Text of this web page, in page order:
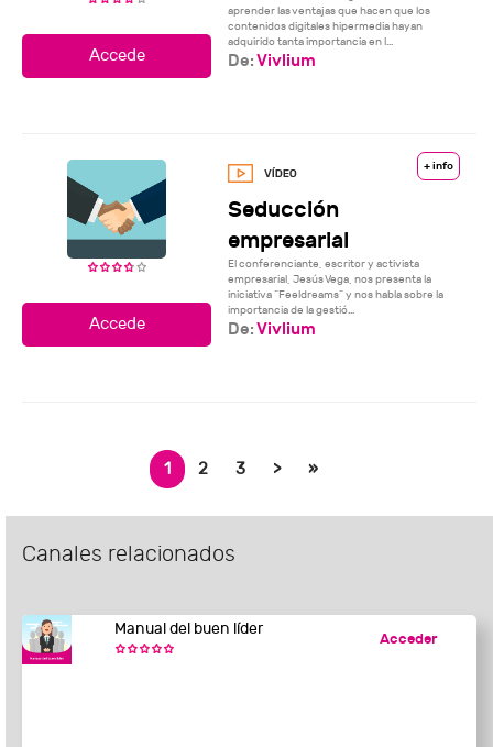
aprender las ventajas que hacen que los
contenidos digitales hipermedia hayan
adquirido tanta importancia en l...
De:Vivlium
+ info
Seducción
empresarial
El conferenciante, escritor y activista
empresarial, Jesús Vega, nos presenta la
iniciativa “Feeldreams” y nos habla sobre la
importancia de la gestió...
De:Vivlium
1 2 3 > »
Canales relacionados
Manual del buen líder
Acceder